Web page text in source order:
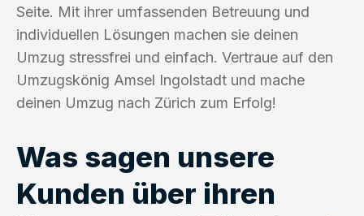
Seite. Mit ihrer umfassenden Betreuung und
individuellen Lösungen machen sie deinen
Umzug stressfrei und einfach. Vertraue auf den
Umzugskönig Amsel Ingolstadt und mache
deinen Umzug nach Zürich zum Erfolg!
Was sagen unsere
Kunden über ihren